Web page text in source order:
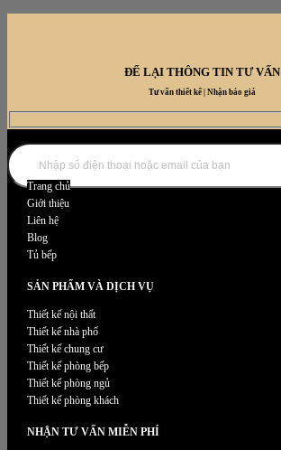
ĐỂ LẠI THÔNG TIN TƯ VẤN
Tư vấn thiết kế | Nhận báo giá
DANH MỤC NỘI THẤT
Trang chủ
Giới thiệu
Liên hệ
Blog
Tủ bếp
SẢN PHẨM VÀ DỊCH VỤ
Thiết kế nội thất
Thiết kế nhà phố
Thiết kế chung cư
Thiết kế phòng bếp
Thiết kế phòng ngủ
Thiết kế phòng khách
NHẬN TƯ VẤN MIỄN PHÍ